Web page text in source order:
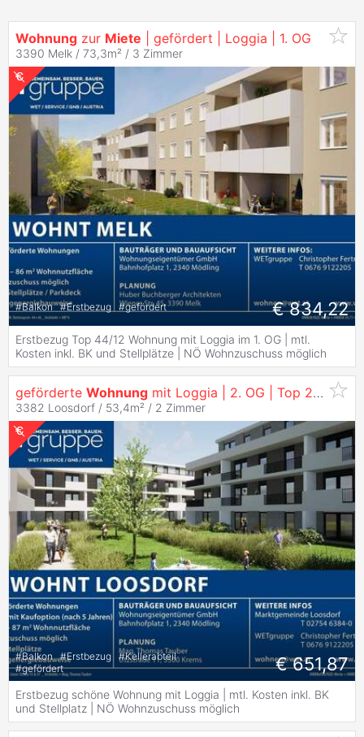
Wohnung zur Miete | gefördert | Loggia | 1. OG
3390 Melk / 73,3m² / 3 Zimmer
#Balkon #Erstbezug #gefördert € 834,22
Erstbezug Top 44/12 Wohnung mit Loggia im 1. OG | mtl.
Kosten inkl. BK und Stellplätze | NÖ Wohnzuschuss möglich
geförderte Wohnung mit Loggia | 2. OG | Top 22 |
3382 Loosdorf / 53,4m² / 2 Zimmer
#Balkon #Erstbezug #Kellerabteil
#gefördert € 651,87
Erstbezug schöne Wohnung mit Loggia | mtl. Kosten inkl. BK
und Stellplatz | NÖ Wohnzuschuss möglich